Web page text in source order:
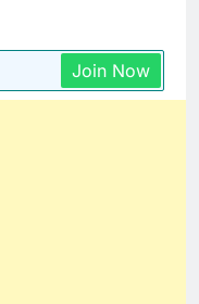
Join Now